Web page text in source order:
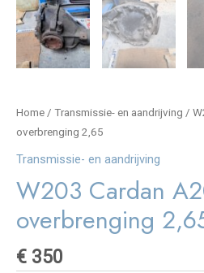
Home / Transmissie- en aandrijving /
overbrenging 2,65
Transmissie- en aandrijving
W203 Cardan
overbrenging
€ 350